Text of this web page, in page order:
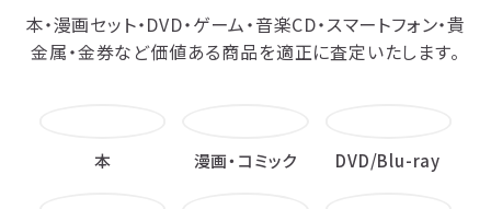
本・漫画セット・DVD・ゲーム・音楽CD・スマートフォン・貴
金属・金券など価値ある商品を適正に査定いたします。
本 漫画・コミック DVD/Blu-ray